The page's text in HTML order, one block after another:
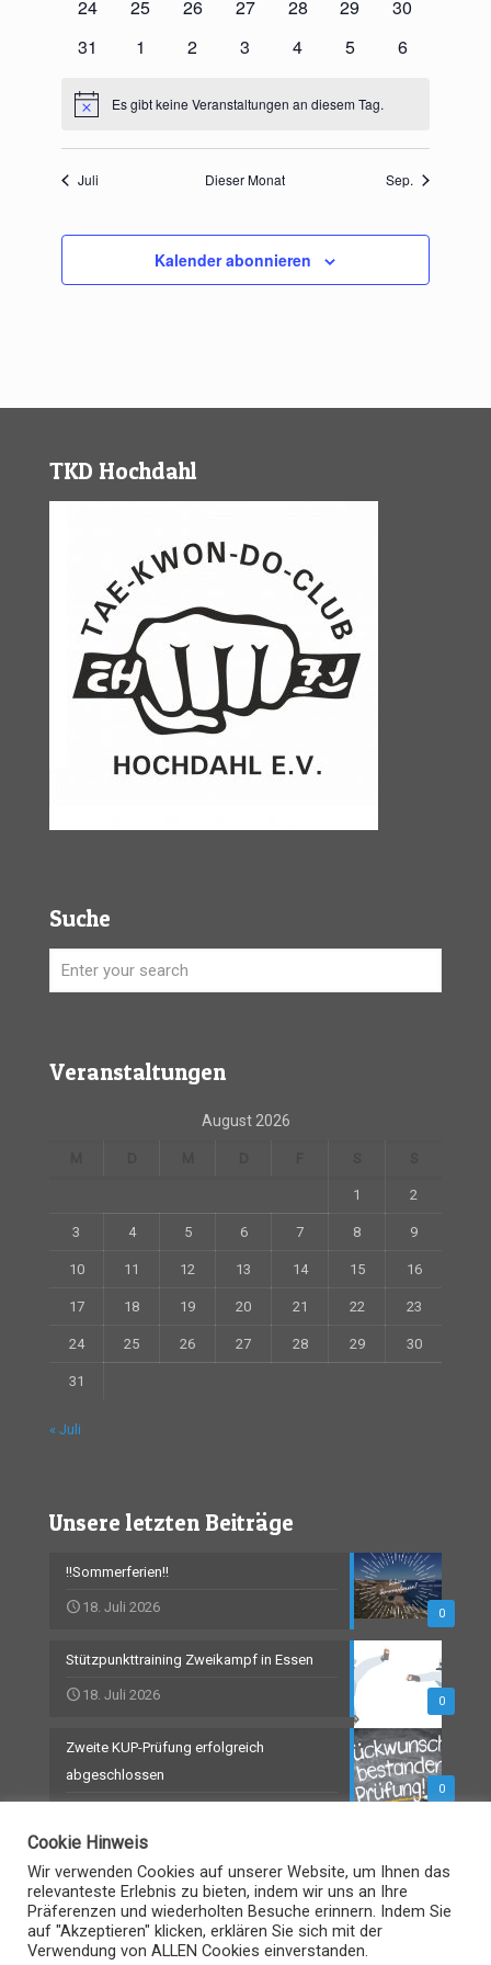
0
24
0
25
0
26
0
27
0
28
0
29
0
30
0
31
0
1
0
2
0
3
0
4
0
5
0
6
HinweisEs gibt keine Veranstaltungen an diesem Tag.
Juli Dieser Monat Sep.
Kalender abonnieren
TKD Hochdahl
Suche
Veranstaltungen
August 2026
1 2
3 4 5 6 7 8 9
10 11 12 13 14 15 16
17 18 19 20 21 22 23
24 25 26 27 28 29 30
31
« Juli
Unsere letzten Beiträge
0
!!Sommerferien!!
18. Juli 2026
0
Stützpunkttraining Zweikampf in Essen
18. Juli 2026
0
Zweite KUP-Prüfung erfolgreich
abgeschlossen
© TKD-Hochdahl 2021
Cookie Hinweis
Wir verwenden Cookies auf unserer Website, um Ihnen das
relevanteste Erlebnis zu bieten, indem wir uns an Ihre
Präferenzen und wiederholten Besuche erinnern. Indem Sie
auf "Akzeptieren" klicken, erklären Sie sich mit der
Verwendung von ALLEN Cookies einverstanden.